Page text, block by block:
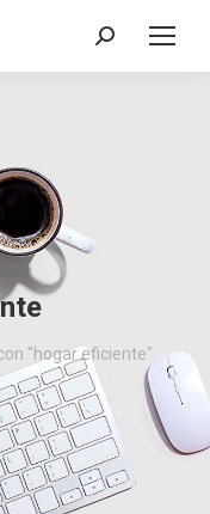
Buscar:
"hogar eficiente"